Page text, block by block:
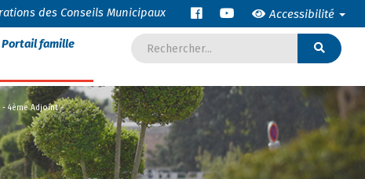
des Conseils Municipaux Accessibilité
Portail famille
- 4ème Adjoint -